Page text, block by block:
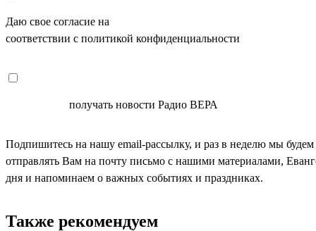
Даю свое согласие на
соответствии с политикой конфиденциальности
получать новости Радио ВЕРА
Подпишитесь на нашу email-рассылку, и раз в неделю мы будем
отправлять Вам на почту письмо с нашими материалами,
дня и напоминаем о важных событиях и праздниках.
Также рекомендуем